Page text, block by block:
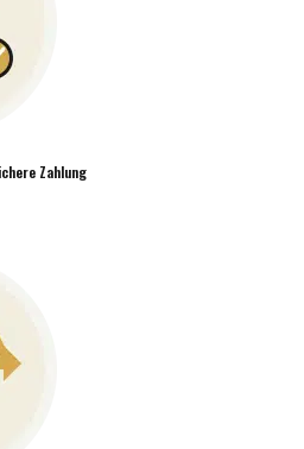
Zahlung